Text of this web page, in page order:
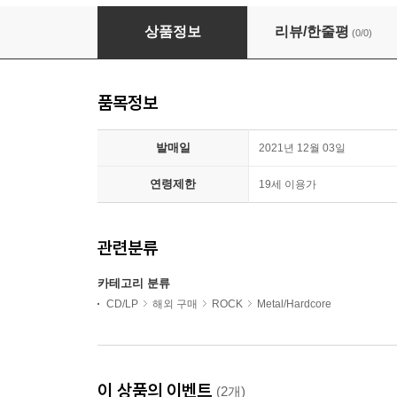
Skid Row - Atlantic Years (1989 - 1996) (5CD
상품정보 리뷰/한줄평 (0/0)
품목정보
발매일 2021년 12월 03일
연령제한 19세 이용가
관련분류
카테고리 분류
CD/LP 해외 구매 ROCK Metal/Hardcore
이 상품의 이벤트 (2개)